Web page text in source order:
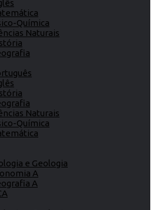
Química
Naturais
Naturais
Química
e Geologia
A
A